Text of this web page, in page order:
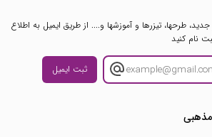
طرحها، تیزرها و آموزشها و.... از طریق ایمیل به اطلاع
نام کنید
ثبت ایمیل
مذهبی